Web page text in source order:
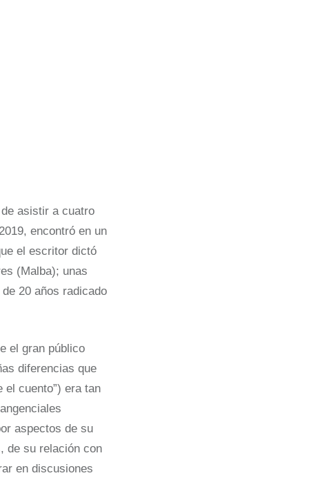
asistir a cuatro
encontró en un
el escritor dictó
(Malba); unas
20 años radicado
el gran público
diferencias que
cuento”) era tan
aspectos de su
de su relación con
en discusiones